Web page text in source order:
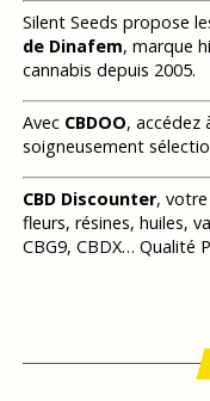
Silent Seeds propose
de Dinafem, marque
cannabis depuis 2005.
Avec CBDOO, accédez
soigneusement
CBD Discounter, votre
fleurs, résines, huiles,
CBG9, CBDX… Qualité